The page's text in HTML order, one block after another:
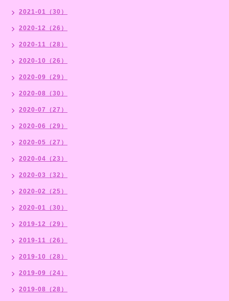
2021-01（30）
2020-12（26）
2020-11（28）
2020-10（26）
2020-09（29）
2020-08（30）
2020-07（27）
2020-06（29）
2020-05（27）
2020-04（23）
2020-03（32）
2020-02（25）
2020-01（30）
2019-12（29）
2019-11（26）
2019-10（28）
2019-09（24）
2019-08（28）